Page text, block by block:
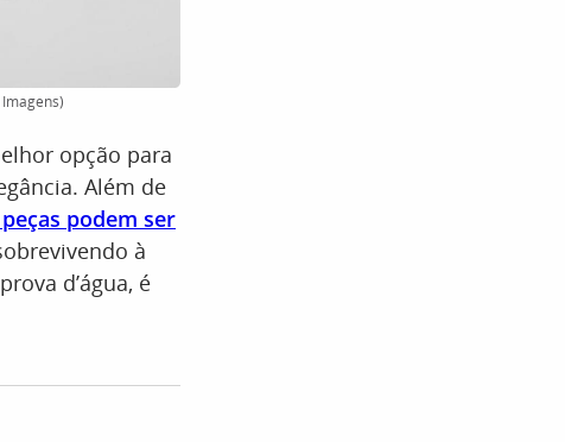
opção para
Além de
podem ser
à
d’água, é